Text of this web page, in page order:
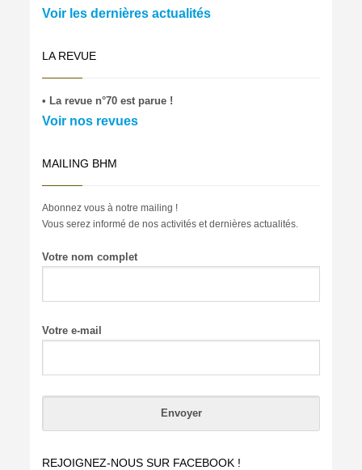
Voir les dernières actualités
LA REVUE
• La revue n°70 est parue !
Voir nos revues
MAILING BHM
Abonnez vous à notre mailing !
Vous serez informé de nos activités et dernières actualités.
Votre nom complet
Votre e-mail
REJOIGNEZ-NOUS SUR FACEBOOK !